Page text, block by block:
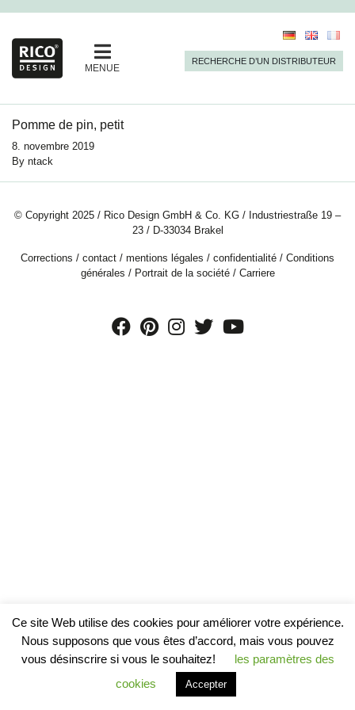
MENUE
RECHERCHE D’UN DISTRIBUTEUR
Pomme de pin, petit
8. novembre 2019
By ntack
© Copyright 2025 / Rico Design GmbH & Co. KG / Industriestraße 19 –
23 / D-33034 Brakel
Corrections / contact / mentions légales / confidentialité / Conditions
générales / Portrait de la société/ Carriere
Ce site Web utilise des cookies pour améliorer votre expérience.
Nous supposons que vous êtes d’accord, mais vous pouvez
vous désinscrire si vous le souhaitez!
les paramètres des
cookies
Accepter